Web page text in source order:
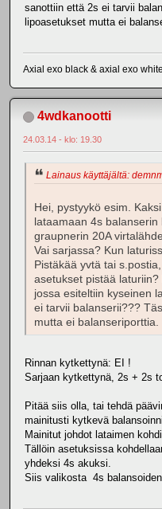
sanottiin että 2s ei tarvii
lipoasetukset mutta ei
Axial exo black & axial exo
4wdkanootti
24.03.14 - klo: 19.30
Lainaus käyttäjältä:
Hei, pystyykö esim.
lataamaan 4s
graupnerin 20A
Vai sarjassa? Kun
Pistäkää yvtä tai
asetukset pistää
jossa esiteltiin kyseinen
ei tarvii balanserii???
mutta ei balanseriporttia.
Rinnan kytkettynä: EI !
Sarjaan kytkettynä, 2s + 2s
Pitää siis olla, tai tehdä
mainitusti kytkevä
Mainitut johdot lataimen
Tällöin asetuksissa
yhdeksi 4s akuksi.
Siis valikosta 4s